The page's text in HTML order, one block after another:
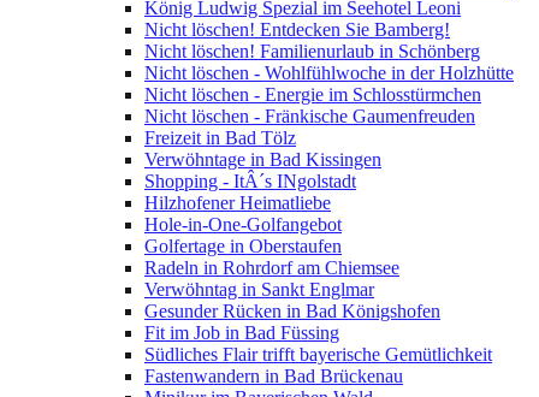
König Ludwig Spezial im Seehotel Leoni
Nicht löschen! Entdecken Sie Bamberg!
Nicht löschen! Familienurlaub in Schönberg
Nicht löschen - Wohlfühlwoche in der Holzhütte
Nicht löschen - Energie im Schlosstürmchen
Nicht löschen - Fränkische Gaumenfreuden
Freizeit in Bad Tölz
Verwöhntage in Bad Kissingen
Shopping - ItÂ´s INgolstadt
Hilzhofener Heimatliebe
Hole-in-One-Golfangebot
Golfertage in Oberstaufen
Radeln in Rohrdorf am Chiemsee
Verwöhntag in Sankt Englmar
Gesunder Rücken in Bad Königshofen
Fit im Job in Bad Füssing
Südliches Flair trifft bayerische Gemütlichkeit
Fastenwandern in Bad Brückenau